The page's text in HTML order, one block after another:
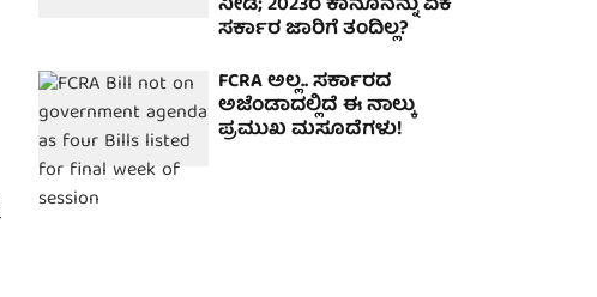
ಸರ್ಕಾರ ಜಾರಿಗೆ ತಂದಿಲ್ಲ?
FCRA ಅಲ್ಲ.. ಸರ್ಕಾರದ
ಅಜೆಂಡಾದಲ್ಲಿದೆ ಈ ನಾಲ್ಕು
ಪ್ರಮುಖ ಮಸೂದೆಗಳು!